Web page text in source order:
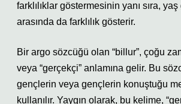
farklılıklar göstermesinin yanı sıra, yaş
arasında da farklılık gösterir.
Bir argo sözcüğü olan “billur”, çoğu
veya “gerçekçi” anlamına gelir. Bu
gençlerin veya gençlerin konuştuğu
kullanılır. Yaygın olarak, bu kelime,